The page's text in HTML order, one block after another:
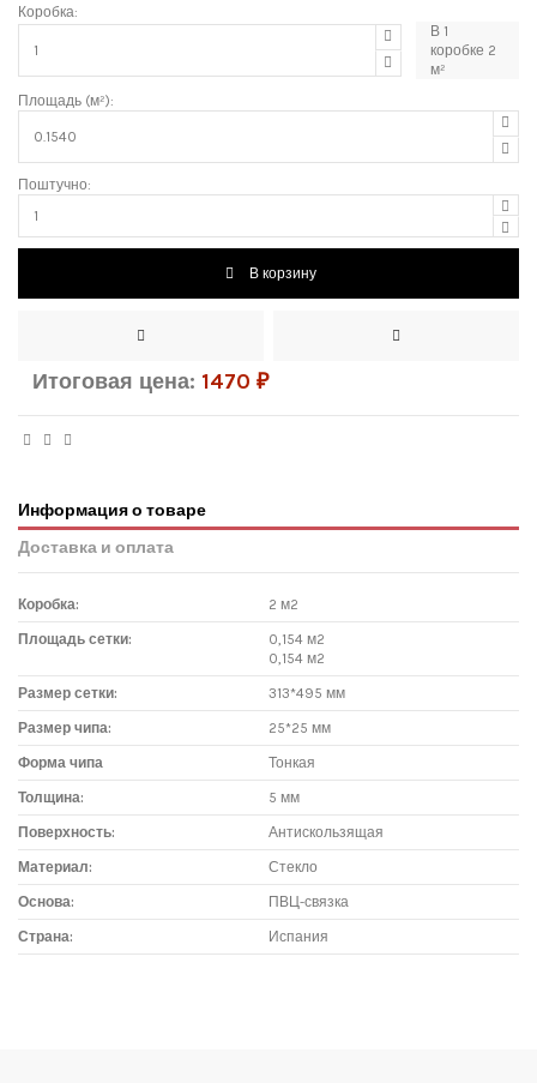
Коробка:
В 1
коробке 2
м²
Площадь (м²):
Поштучно:
В корзину
Итоговая цена: 1470 ₽
Информация о товаре
Доставка и оплата
Коробка: 2 м2
Площадь сетки:
0,154 м2
0,154 м2
Размер сетки: 313*495 мм
Размер чипа: 25*25 мм
Форма чипа Тонкая
Толщина: 5 мм
Поверхность: Антискользящая
Материал: Стекло
Основа: ПВЦ-связка
Страна: Испания